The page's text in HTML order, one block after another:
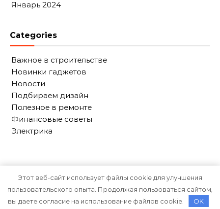
Январь 2024
Categories
Важное в строительстве
Новинки гаджетов
Новости
Подбираем дизайн
Полезное в ремонте
Финансовые советы
Электрика
Тема Graceful от Optima Themes
Этот веб-сайт использует файлы cookie для улучшения
пользовательского опыта. Продолжая пользоваться сайтом,
вы даете согласие на использование файлов cookie.
OK